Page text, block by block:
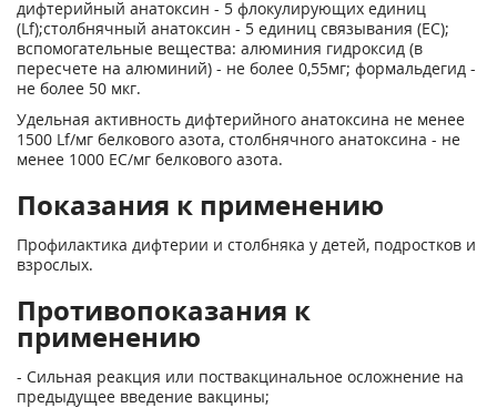
дифтерийный анатоксин - 5 флокулирующих единиц
(Lf);столбнячный анатоксин - 5 единиц связывания (ЕС);
вспомогательные вещества: алюминия гидроксид (в
пересчете на алюминий) - не более 0,55мг; формальдегид -
не более 50 мкг.
Удельная активность дифтерийного анатоксина не менее
1500 Lf/мг белкового азота, столбнячного анатоксина - не
менее 1000 ЕС/мг белкового азота.
Показания к применению
Профилактика дифтерии и столбняка у детей, подростков и
взрослых.
Противопоказания к
применению
- Cильная реакция или поствакцинальное осложнение на
предыдущее введение вакцины;